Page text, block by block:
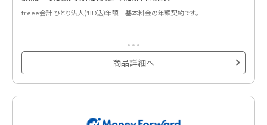
freee会計 ひとり法人(1ID込)年額 基本料金の年額契約です。
商品詳細へ